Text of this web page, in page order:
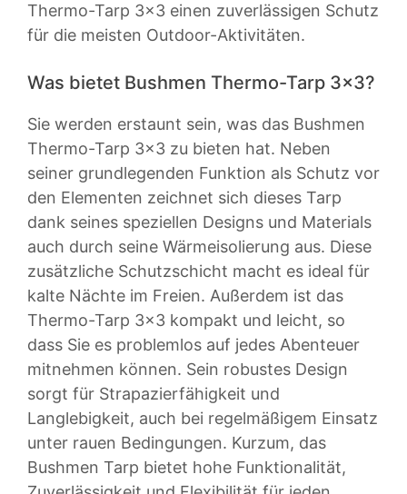
Thermo-Tarp 3×3 einen zuverlässigen Schutz
für die meisten Outdoor-Aktivitäten.
Was bietet Bushmen Thermo-Tarp 3×3?
Sie werden erstaunt sein, was das Bushmen
Thermo-Tarp 3×3 zu bieten hat. Neben
seiner grundlegenden Funktion als Schutz vor
den Elementen zeichnet sich dieses Tarp
dank seines speziellen Designs und Materials
auch durch seine Wärmeisolierung aus. Diese
zusätzliche Schutzschicht macht es ideal für
kalte Nächte im Freien. Außerdem ist das
Thermo-Tarp 3×3 kompakt und leicht, so
dass Sie es problemlos auf jedes Abenteuer
mitnehmen können. Sein robustes Design
sorgt für Strapazierfähigkeit und
Langlebigkeit, auch bei regelmäßigem Einsatz
unter rauen Bedingungen. Kurzum, das
Bushmen Tarp bietet hohe Funktionalität,